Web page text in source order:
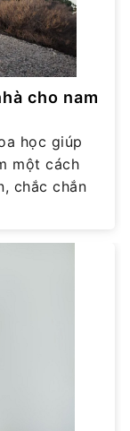
cho nam
học giúp
một cách
chắc chắn